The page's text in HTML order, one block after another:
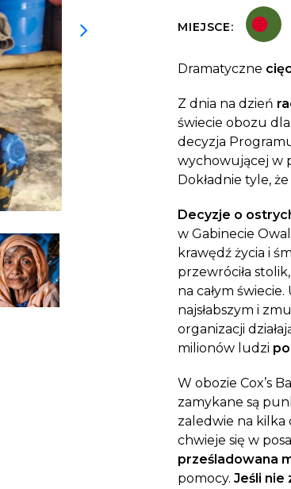
Dobroczynne24
Zrób zakupy dla potrzebujących w
markecie z dobrymi uczynkami
Warzywniak Charbela
Zrób zakupy u niewidomego Charbela i
wspieraj Głodnych
Sprawdź listę miejsc, do których
Twoja pomoc
Sprawozdania
Zweryfikuj, w jaki sposób
przekazane Darowizny
Cele statutowe
Sprawdź cele naszej organizacji
Skontaktuj się z nami!
MIEJSCE:
Dramatyczne
Z dnia na dzień
świecie obozu
decyzja
wychowującej w
Dokładnie tyle,
Decyzje o
w Gabinecie
krawędź życia i
przewróciła
na całym
najsłabszym i
organizacji
milionów ludzi
W obozie Cox’s
zamykane są
zaledwie na kilka
chwieje się w
prześladowana
pomocy. Jeśli nie